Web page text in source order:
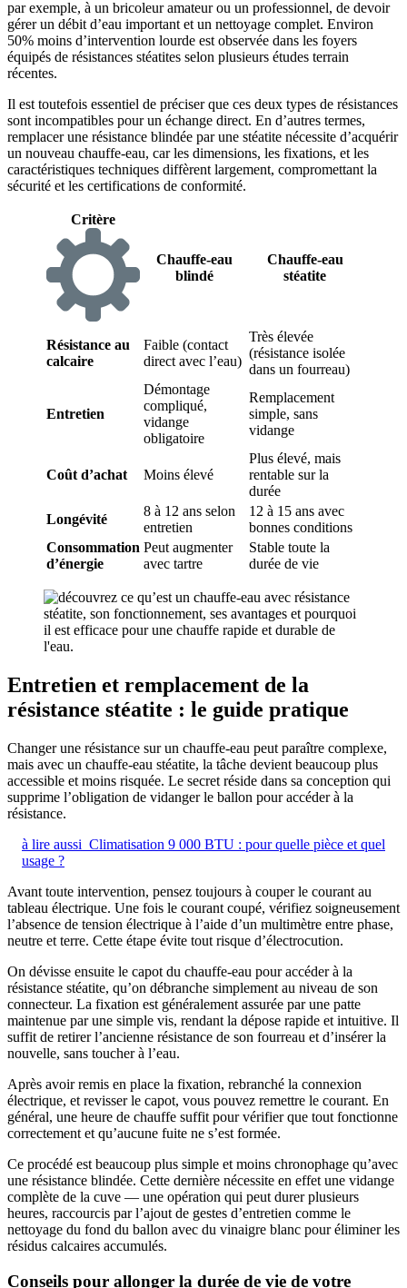
par exemple, à un bricoleur amateur ou un professionnel, de devoir
gérer un débit d’eau important et un nettoyage complet. Environ
50% moins d’intervention lourde est observée dans les foyers
équipés de résistances stéatites selon plusieurs études terrain
récentes.
Il est toutefois essentiel de préciser que ces deux types de résistances
sont incompatibles pour un échange direct. En d’autres termes,
remplacer une résistance blindée par une stéatite nécessite d’acquérir
un nouveau chauffe-eau, car les dimensions, les fixations, et les
caractéristiques techniques diffèrent largement, compromettant la
sécurité et les certifications de conformité.
Critère
Chauffe-eau
blindé
Chauffe-eau
stéatite
Résistance au
calcaire
Faible (contact
direct avec l’eau)
Très élevée
(résistance isolée
dans un fourreau)
Entretien
Démontage
compliqué,
vidange
obligatoire
Remplacement
simple, sans
vidange
Coût d’achat Moins élevé
Plus élevé, mais
rentable sur la
durée
Longévité
8 à 12 ans selon
entretien
12 à 15 ans avec
bonnes conditions
Consommation
d’énergie
Peut augmenter
avec tartre
Stable toute la
durée de vie
Entretien et remplacement de la
résistance stéatite : le guide pratique
Changer une résistance sur un chauffe-eau peut paraître complexe,
mais avec un chauffe-eau stéatite, la tâche devient beaucoup plus
accessible et moins risquée. Le secret réside dans sa conception qui
supprime l’obligation de vidanger le ballon pour accéder à la
résistance.
à lire aussi Climatisation 9 000 BTU : pour quelle pièce et quel
usage ?
Avant toute intervention, pensez toujours à couper le courant au
tableau électrique. Une fois le courant coupé, vérifiez soigneusement
l’absence de tension électrique à l’aide d’un multimètre entre phase,
neutre et terre. Cette étape évite tout risque d’électrocution.
On dévisse ensuite le capot du chauffe-eau pour accéder à la
résistance stéatite, qu’on débranche simplement au niveau de son
connecteur. La fixation est généralement assurée par une patte
maintenue par une simple vis, rendant la dépose rapide et intuitive. Il
suffit de retirer l’ancienne résistance de son fourreau et d’insérer la
nouvelle, sans toucher à l’eau.
Après avoir remis en place la fixation, rebranché la connexion
électrique, et revisser le capot, vous pouvez remettre le courant. En
général, une heure de chauffe suffit pour vérifier que tout fonctionne
correctement et qu’aucune fuite ne s’est formée.
Ce procédé est beaucoup plus simple et moins chronophage qu’avec
une résistance blindée. Cette dernière nécessite en effet une vidange
complète de la cuve — une opération qui peut durer plusieurs
heures, raccourcis par l’ajout de gestes d’entretien comme le
nettoyage du fond du ballon avec du vinaigre blanc pour éliminer les
résidus calcaires accumulés.
Conseils pour allonger la durée de vie de votre